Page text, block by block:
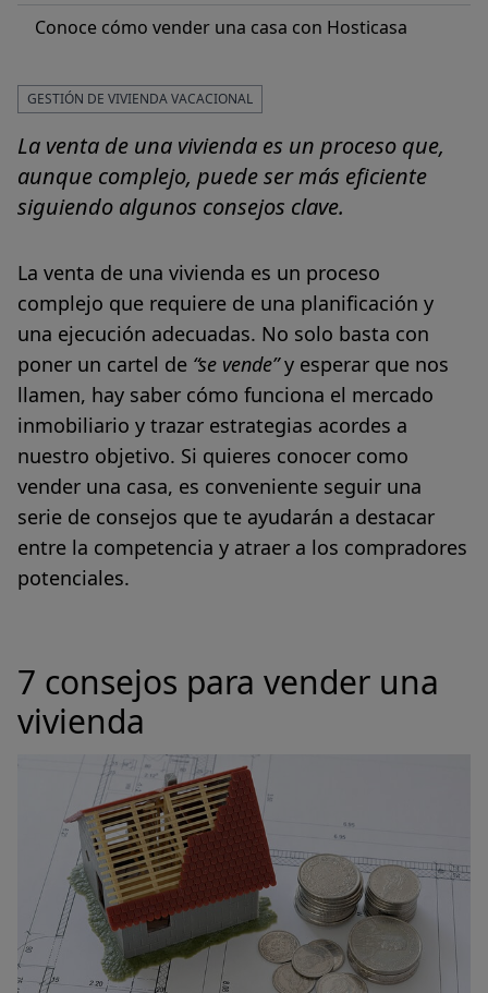
Conoce cómo vender una casa con Hosticasa
GESTIÓN DE VIVIENDA VACACIONAL
La venta de una vivienda es un proceso que,
aunque complejo, puede ser más eficiente
siguiendo algunos consejos clave.
La venta de una vivienda es un proceso
complejo que requiere de una planificación y
una ejecución adecuadas. No solo basta con
poner un cartel de “se vende”y esperar que nos
llamen, hay saber cómo funciona el mercado
inmobiliario y trazar estrategias acordes a
nuestro objetivo. Si quieres conocer como
vender una casa, es conveniente seguir una
serie de consejos que te ayudarán a destacar
entre la competencia y atraer a los compradores
potenciales.
7 consejos para vender una
vivienda